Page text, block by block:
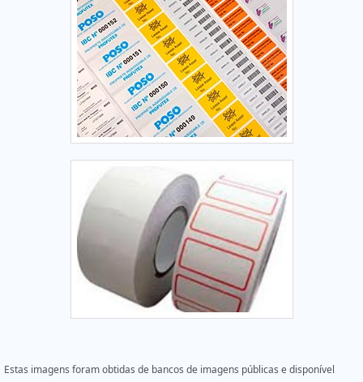
Estas imagens foram obtidas de bancos de imagens públicas e disponível